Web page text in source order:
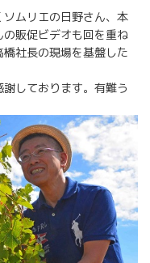
ムリエの日野さん、本
販促ビデオも回を重ね
社長の現場を基盤した
しております。有難う